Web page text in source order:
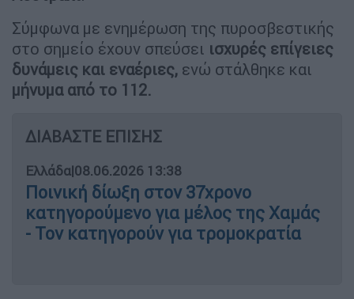
Σύμφωνα με ενημέρωση της πυροσβεστικής
στο σημείο έχουν σπεύσει ισχυρές επίγειες
δυνάμεις και εναέριες, ενώ στάλθηκε και
μήνυμα από το 112.
ΔΙΑΒΑΣΤΕ ΕΠΙΣΗΣ
Ελλάδα|08.06.2026 13:38
Ποινική δίωξη στον 37χρονο
κατηγορούμενο για μέλος της Χαμάς
- Τον κατηγορούν για τρομοκρατία